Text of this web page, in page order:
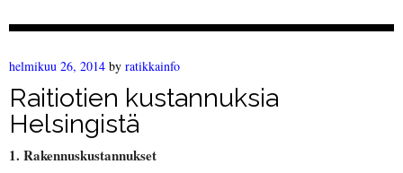
helmikuu 26, 2014 by ratikkainfo
Raitiotien kustannuksia
Helsingistä
1. Rakennuskustannukset